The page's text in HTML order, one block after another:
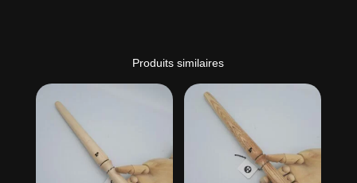
Produits similaires